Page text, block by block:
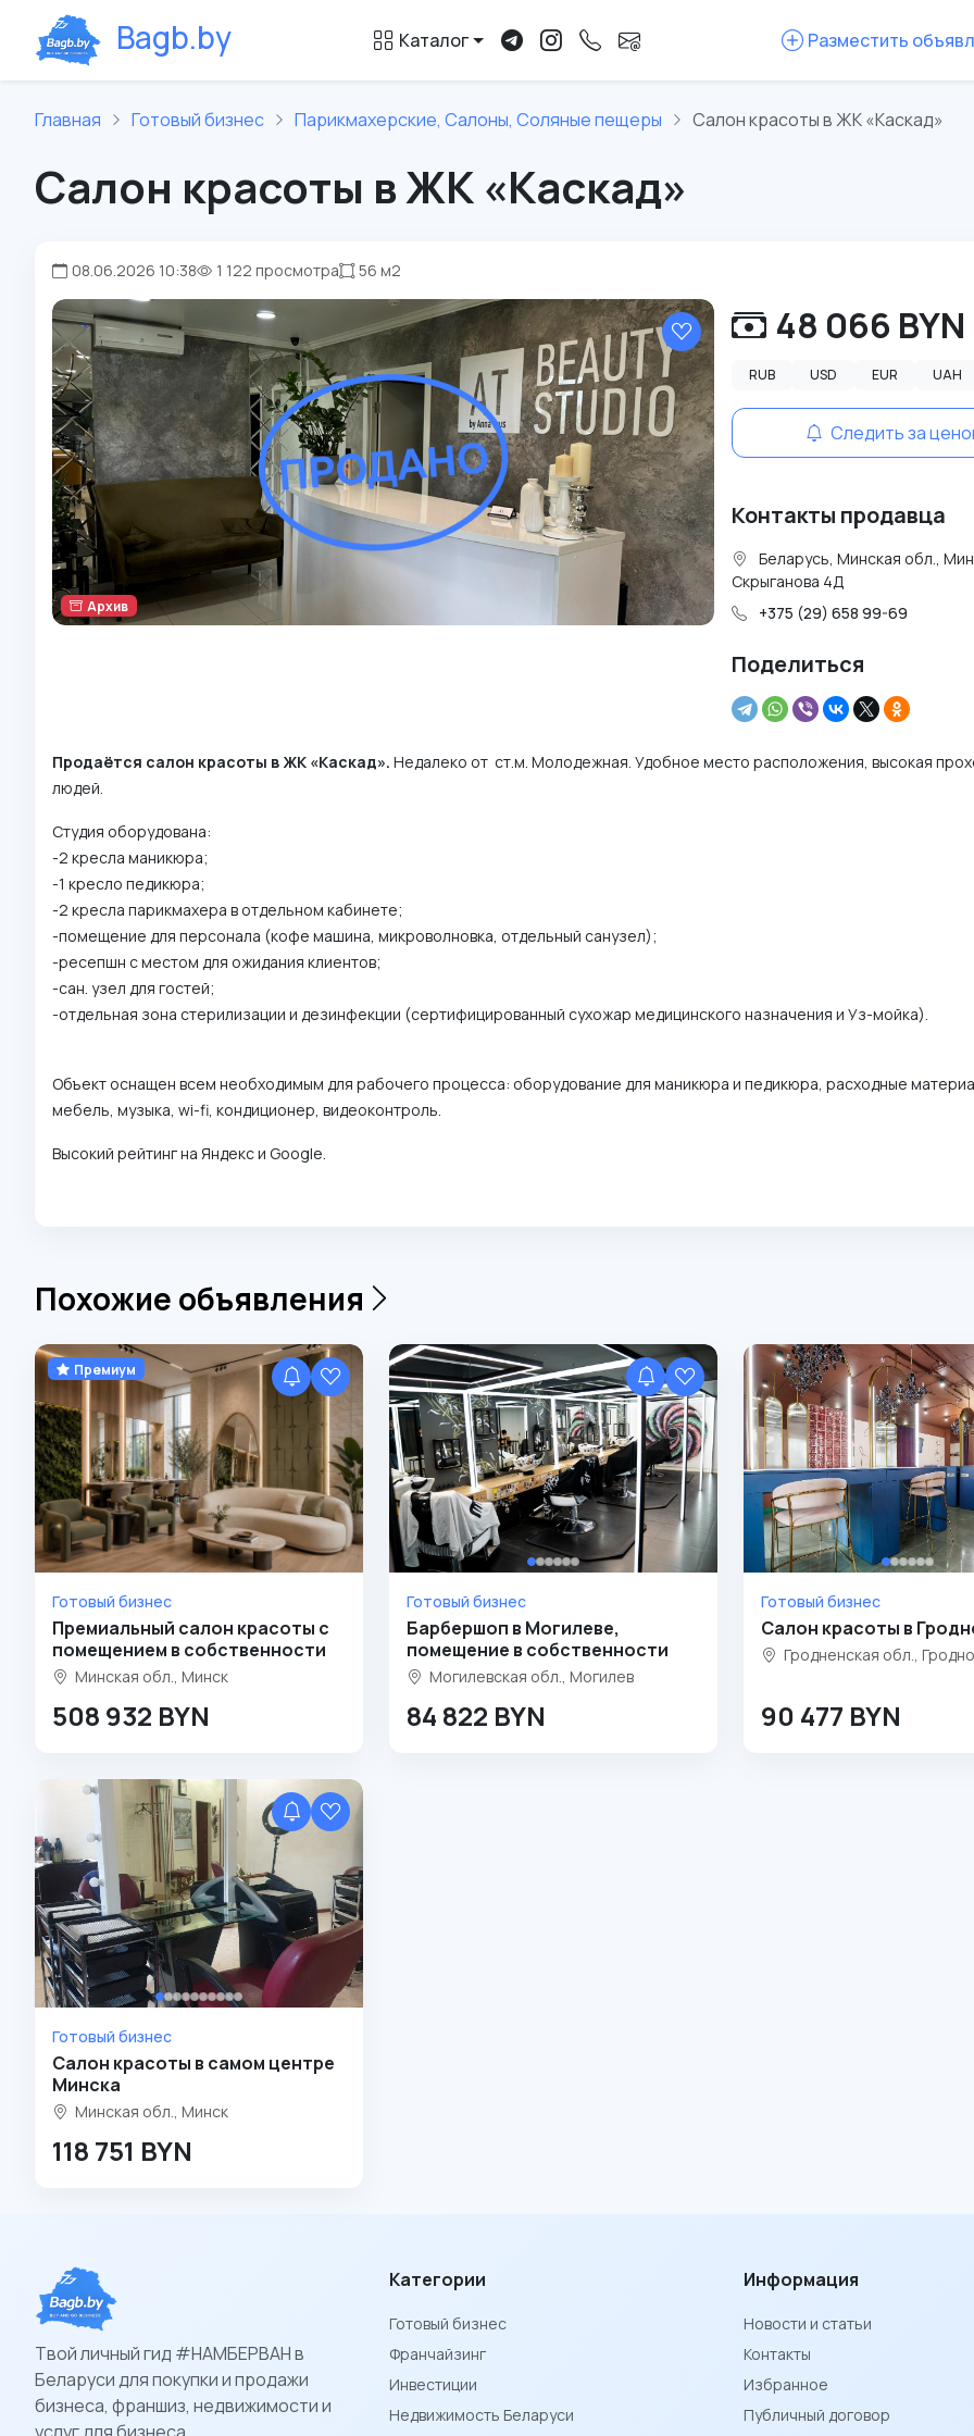
Bagb.by Каталог Разместить
Главная Готовый бизнес Парикмахерские, Салоны, Соляные пещеры Салон красоты в ЖК «Каскад»
Салон красоты в ЖК «Каскад»
08.06.2026 10:38 1 122 просмотра 56 м2
Архив
48 066 BYN
RUB USD EUR UAH
Следить за
Контакты продавца
Беларусь, Минская обл.,
Скрыганова 4Д
+375 (29) 658 99-69
Поделиться
Продаётся салон красоты в ЖК «Каскад». Недалеко от ст.м. Молодежная. Удобное место расположения, высокая
людей.
Студия оборудована:
- 2 кресла маникюра;
-1 кресло педикюра;
- 2 кресла парикмахера в отдельном кабинете;
-помещение для персонала (кофе машина, микроволновка, отдельный санузел);
-ресепшн с местом для ожидания клиентов;
- сан. узел для гостей;
-отдельная зона стерилизации и дезинфекции (сертифицированный сухожар медицинского назначения и Уз-мойка).
Объект оснащен всем необходимым для рабочего процесса: оборудование для маникюра и педикюра, расходные
мебель, музыка, wi-fi, кондиционер, видеоконтроль.
Высокий рейтинг на Яндекс и Google.
Похожие объявления
Премиум
Готовый бизнес
Премиальный салон красоты с
помещением в собственности
Минская обл., Минск
508 932 BYN
Готовый бизнес
Барбершоп в Могилеве,
помещение в собственности
Могилевская обл., Могилев
84 822 BYN
Готовый бизнес
Салон красоты в
Гродненская обл., Гродно
90 477 BYN
Готовый бизнес
Салон красоты в самом центре
Минска
Минская обл., Минск
118 751 BYN
Твой личный гид #НАМБЕРВАН в
Беларуси для покупки и продажи
бизнеса, франшиз, недвижимости и
Категории
Готовый бизнес
Франчайзинг
Инвестиции
Недвижимость Беларуси
Информация
Новости и статьи
Контакты
Избранное
Публичный договор